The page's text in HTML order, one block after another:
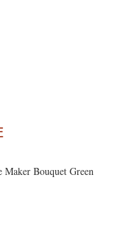
Bouquet Green